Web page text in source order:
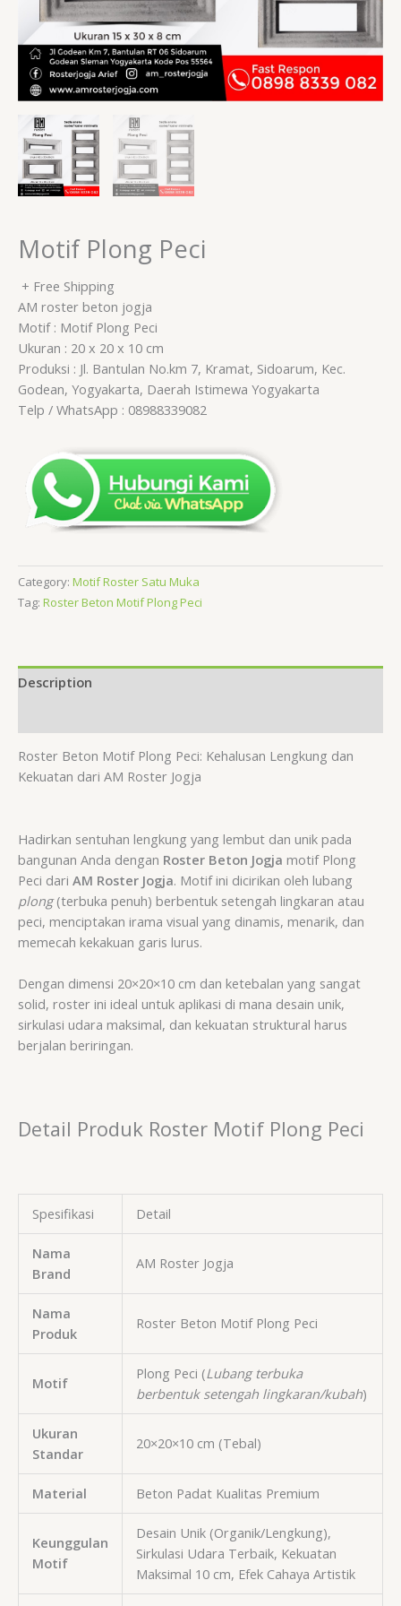
Motif Plong Peci
+ Free Shipping
AM roster beton jogja
Motif : Motif Plong Peci
Ukuran : 20 x 20 x 10 cm
Produksi : Jl. Bantulan No.km 7, Kramat, Sidoarum, Kec.
Godean, Yogyakarta, Daerah Istimewa Yogyakarta
Telp / WhatsApp : 08988339082
Category: Motif Roster Satu Muka
Tag: Roster Beton Motif Plong Peci
Description
Roster Beton Motif Plong Peci: Kehalusan Lengkung dan
Kekuatan dari AM Roster Jogja
Hadirkan sentuhan lengkung yang lembut dan unik pada
bangunan Anda dengan Roster Beton Jogja motif Plong
Peci dari AM Roster Jogja. Motif ini dicirikan oleh lubang
plong(terbuka penuh) berbentuk setengah lingkaran atau
peci, menciptakan irama visual yang dinamis, menarik, dan
memecah kekakuan garis lurus.
Dengan dimensi 20×20×10 cm dan ketebalan yang sangat
solid, roster ini ideal untuk aplikasi di mana desain unik,
sirkulasi udara maksimal, dan kekuatan struktural harus
berjalan beriringan.
Detail Produk Roster Motif Plong Peci
Spesifikasi Detail
Nama
Brand
AM Roster Jogja
Nama
Produk
Roster Beton Motif Plong Peci
Motif
Plong Peci (Lubang terbuka
berbentuk setengah lingkaran/kubah)
Ukuran
Standar
20×20×10cm (Tebal)
Material Beton Padat Kualitas Premium
Keunggulan
Motif
Desain Unik (Organik/Lengkung),
Sirkulasi Udara Terbaik, Kekuatan
Maksimal 10cm, Efek Cahaya Artistik